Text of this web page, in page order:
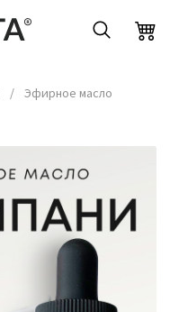
/
Эфирное масло